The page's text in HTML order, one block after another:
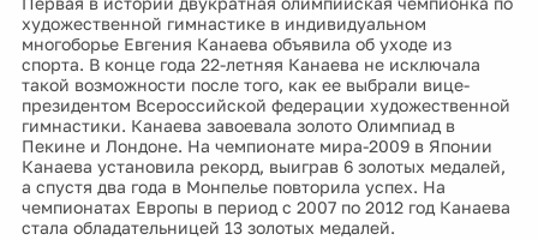
художественной гимнастике в индивидуальном
многоборье Евгения Канаева объявила об уходе из
спорта. В конце года 22-летняя Канаева не исключала
такой возможности после того, как ее выбрали вице-
президентом Всероссийской федерации художественной
гимнастики. Канаева завоевала золото Олимпиад в
Пекине и Лондоне. На чемпионате мира-2009 в Японии
Канаева установила рекорд, выиграв 6 золотых медалей,
а спустя два года в Монпелье повторила успех. На
чемпионатах Европы в период с 2007 по 2012 год Канаева
стала обладательницей 13 золотых медалей.